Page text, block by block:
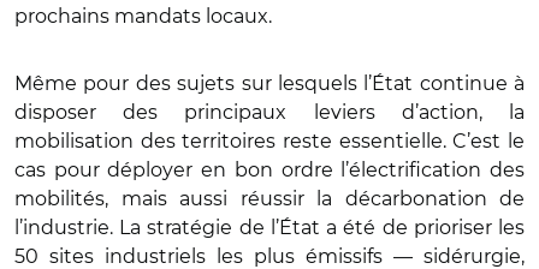
prochains mandats locaux.
Même pour des sujets sur lesquels l’État continue à
disposer des principaux leviers d’action, la
mobilisation des territoires reste essentielle. C’est le
cas pour déployer en bon ordre l’électrification des
mobilités, mais aussi réussir la décarbonation de
l’industrie. La stratégie de l’État a été de prioriser les
50 sites industriels les plus émissifs — sidérurgie,